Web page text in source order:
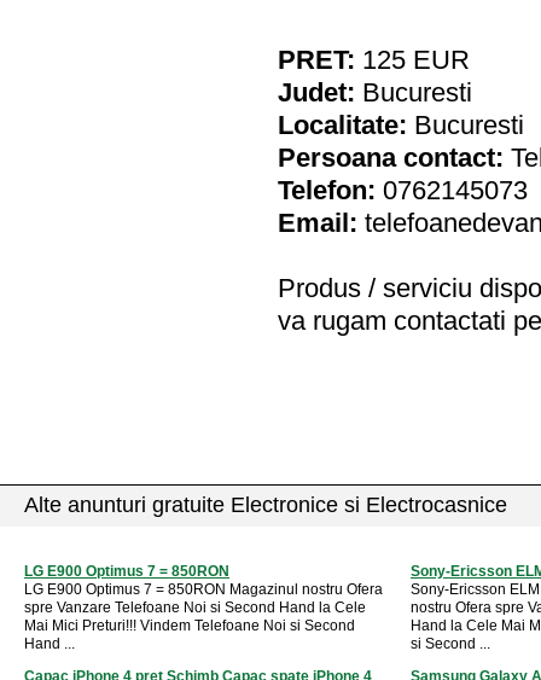
PRET: 125 EUR
Judet: Bucuresti
Localitate: Bucuresti
Persoana contact:
Telefon: 0762145073
Email:
Produs / serviciu
va rugam contactati
Alte anunturi gratuite Electronice si Electrocasnice
LG E900 Optimus 7 = 850RON
LG E900 Optimus 7 = 850RON Magazinul nostru Ofera
spre Vanzare Telefoane Noi si Second Hand la Cele
Mai Mici Preturi!!! Vindem Telefoane Noi si Second
Hand ...
Sony-Ericsson
Sony-Ericsson
nostru Ofera spre
Hand la Cele Mai
si Second ...
Capac iPhone 4 pret Schimb Capac spate iPhone 4
Samsung Galaxy